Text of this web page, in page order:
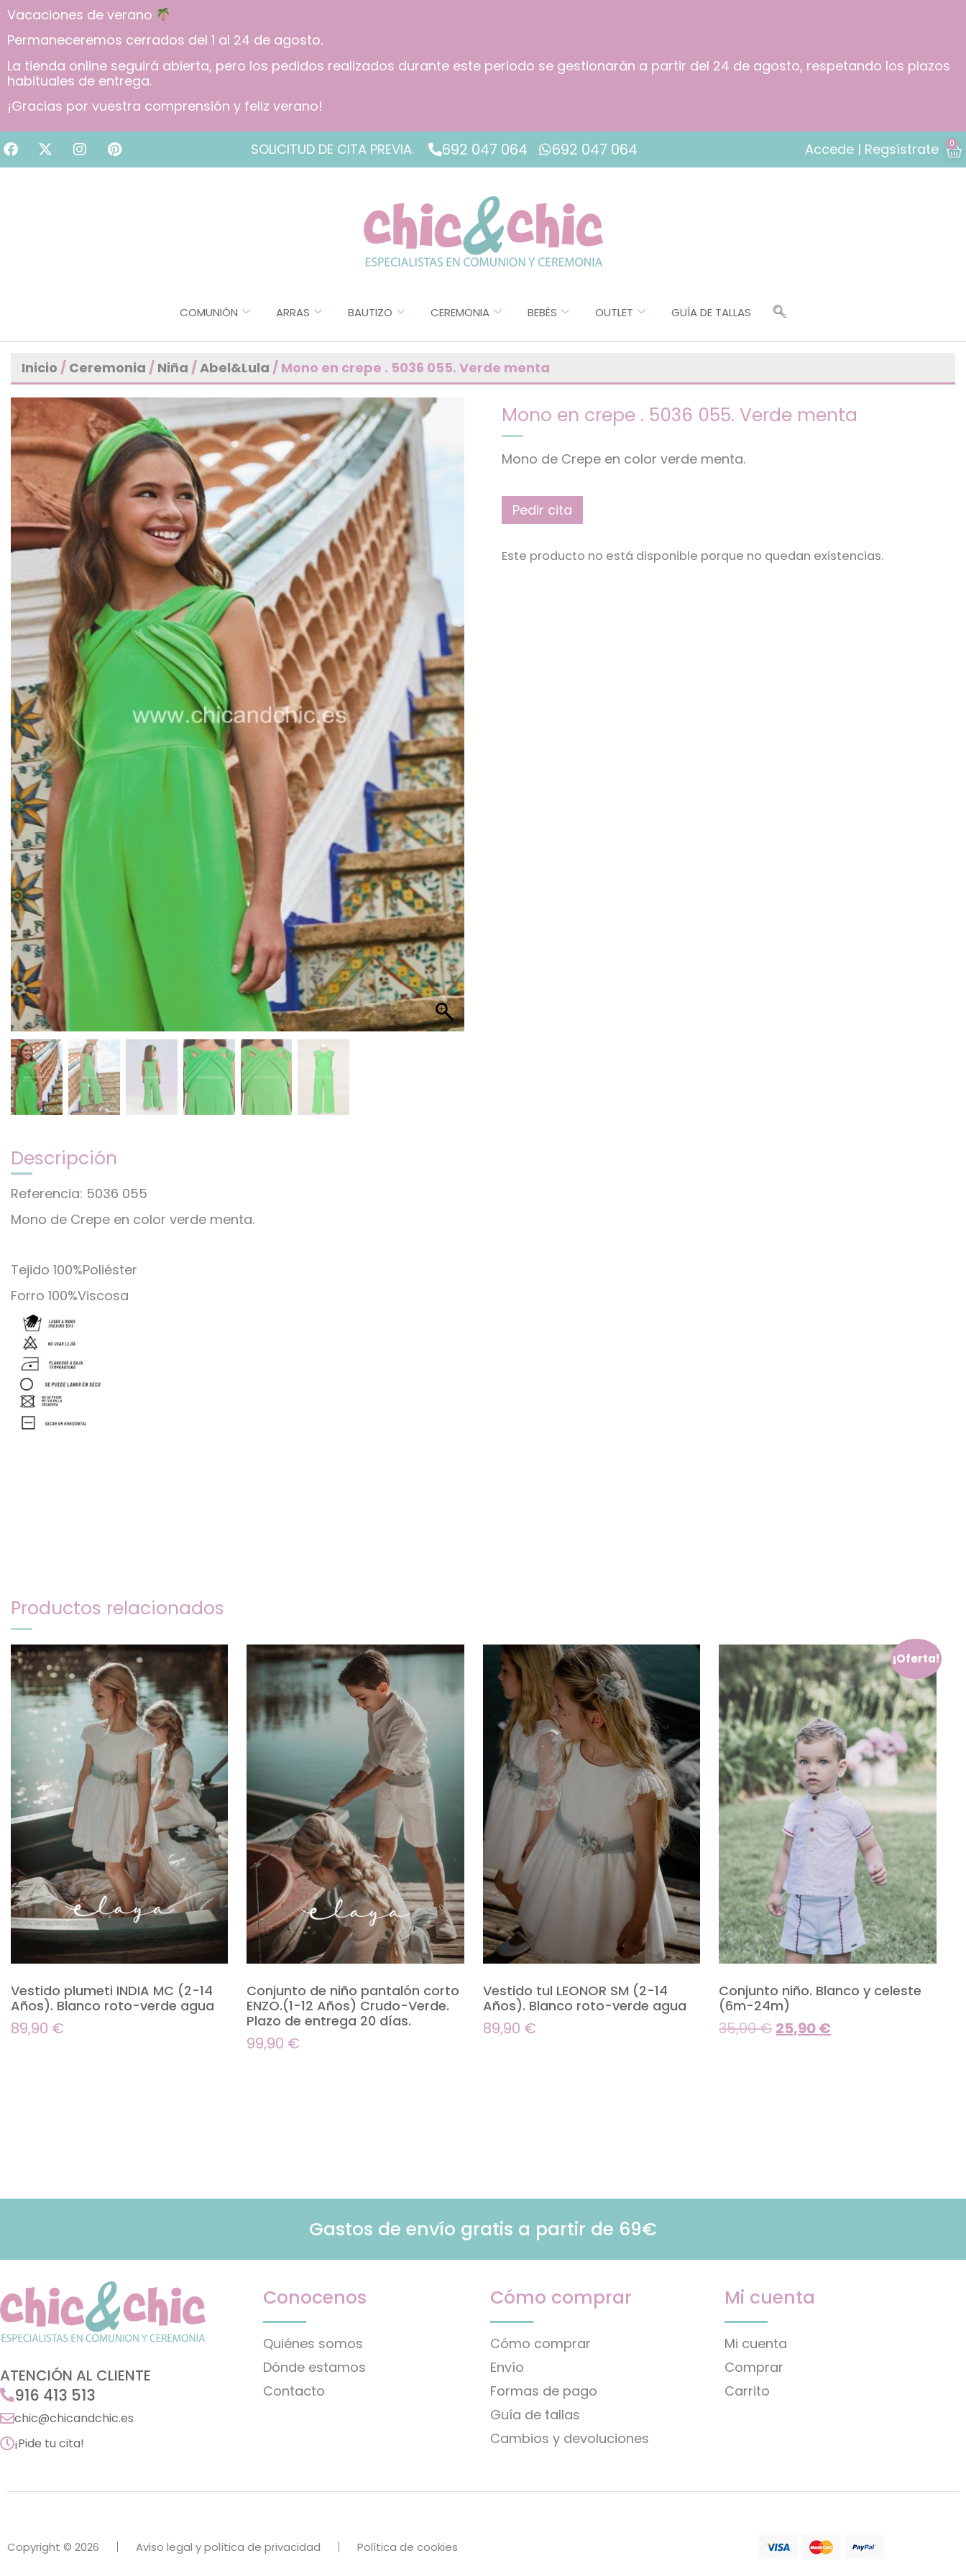
Vacaciones de verano
Permaneceremos cerrados del 1 al 24 de agosto.
La tienda online seguirá abierta, pero los pedidos realizados durante este periodo se gestionarán a partir del 24 de agosto, respetando los plazos
habituales de entrega.
¡Gracias por vuestra comprensión y feliz verano!
SOLICITUD DE CITA PREVIA. 692 047 064 692 047 064 Accede | Regsístrate 0
COMUNIÓN ARRAS BAUTIZO CEREMONIA BEBÉS OUTLET GUÍA DE TALLAS
Inicio / Ceremonia / Niña /Abel&Lula / Mono en crepe . 5036 055. Verde menta
Mono en crepe . 5036 055. Verde menta
Mono de Crepe en color verde menta.
Pedir cita
Este producto no está disponible porque no quedan existencias.
Descripción
Referencia: 5036 055
Mono de Crepe en color verde menta.
Tejido 100%Poliéster
Forro 100%Viscosa
Productos relacionados
Vestido plumeti INDIA MC (2-14
Años). Blanco roto-verde agua
89,90 €
Conjunto de niño pantalón corto
ENZO.(1-12 Años) Crudo-Verde.
Plazo de entrega 20 días.
99,90 €
Vestido tul LEONOR SM (2-14
Años). Blanco roto-verde agua
89,90 €
¡Oferta!
Conjunto niño. Blanco y celeste
(6m-24m)
35,90€25,90€
Gastos de envío gratis a partir de 69€
ATENCIÓN AL CLIENTE
916 413 513
chic@chicandchic.es
¡Pide tu cita!
Conocenos
Quiénes somos
Dónde estamos
Contacto
Cómo comprar
Cómo comprar
Envío
Formas de pago
Guía de tallas
Cambios y devoluciones
Mi cuenta
Mi cuenta
Comprar
Carrito
Copyright © 2026 Aviso legal y política de privacidad Política de cookies